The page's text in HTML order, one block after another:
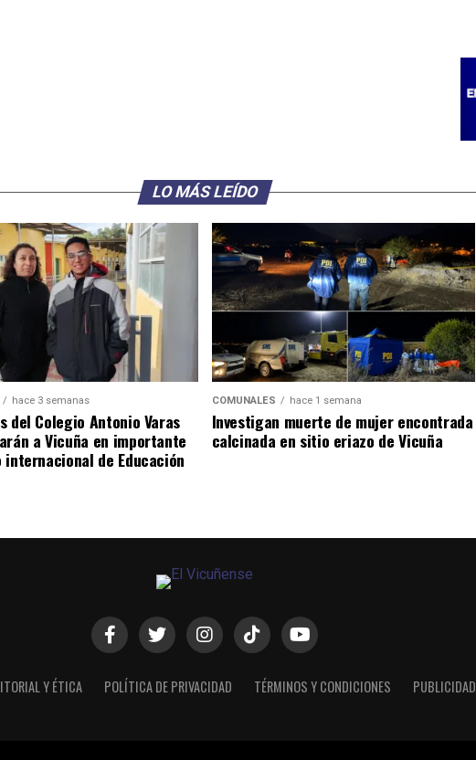
LO MÁS LEÍDO
hace 3 semanas
del Colegio Antonio Varas
a Vicuña en importante
de Educación
COMUNALES hace 1 semana
Investigan muerte de mujer encontrada
calcinada en sitio eriazo de Vicuña
Y ÉTICA POLÍTICA DE PRIVACIDAD TÉRMINOS Y CONDICIONES PUBLICIDAD